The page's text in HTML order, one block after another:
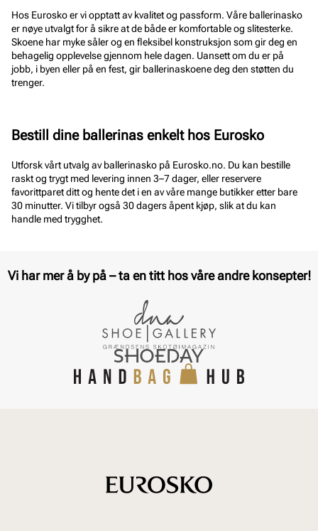
Hos Eurosko er vi opptatt av kvalitet og passform. Våre ballerinasko
er nøye utvalgt for å sikre at de både er komfortable og slitesterke.
Skoene har myke såler og en fleksibel konstruksjon som gir deg en
behagelig opplevelse gjennom hele dagen. Uansett om du er på
jobb, i byen eller på en fest, gir ballerinaskoene deg den støtten du
trenger.
Bestill dine ballerinas enkelt hos Eurosko
Utforsk vårt utvalg av ballerinasko på Eurosko.no. Du kan bestille
raskt og trygt med levering innen 3–7 dager, eller reservere
favorittparet ditt og hente det i en av våre mange butikker etter bare
30 minutter. Vi tilbyr også 30 dagers åpent kjøp, slik at du kan
handle med trygghet.
Vi har mer å by på – ta en titt hos våre andre konsepter!